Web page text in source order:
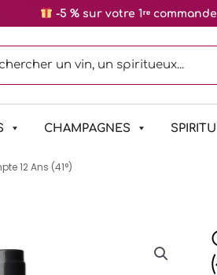
-5 % sur votre 1ʳᵉ
CHAMPAGNES
12 Ans (41°)